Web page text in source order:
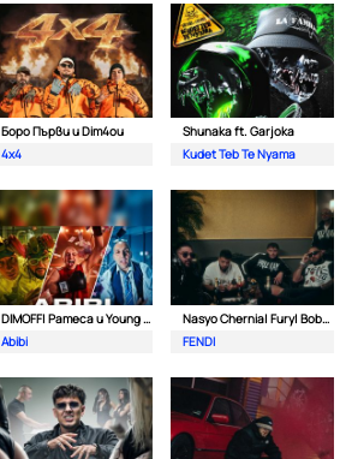
Боро Първи и Dim4ou
4x4
Shunaka ft. Garjoka
Kudet Teb Te Nyama
DIMOFF| Pameca и Young BB Young
Abibi
Nasyo Chernia| Fury| Bobo Armani| & N.A.S.I.
FENDI